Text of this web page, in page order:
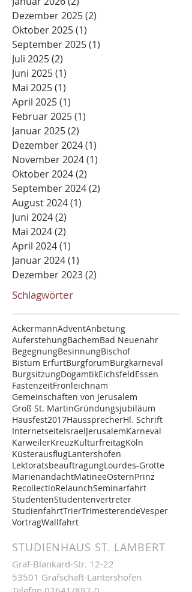
Dezember 2025(2)
Oktober 2025(1)
September 2025(1)
Juli 2025(2)
Juni 2025(1)
Mai 2025(1)
April 2025(1)
Februar 2025(1)
Januar 2025(2)
Dezember 2024(1)
November 2024(1)
Oktober 2024(2)
September 2024(2)
August 2024(1)
Juni 2024(2)
Mai 2024(2)
April 2024(1)
Januar 2024(1)
Dezember 2023(2)
Schlagwörter
AckermannAdventAnbetung
AuferstehungBachemBad Neuenahr
BegegnungBesinnungBischof
Bistum ErfurtBurgforumBurgkarneval
BurgsitzungDogamtikEichsfeldEssen
FastenzeitFronleichnam
Gemeinschaften von Jerusalem
Groß St. MartinGründungsjubiläum
Hausfest2017HaussprecherHl. Schrift
InternetseiteIsraelJerusalemKarneval
KarweilerKreuzKulturfreitagKöln
KüsterausflugLantershofen
LektoratsbeauftragungLourdes-Grotte
MarienandachtMatineeOsternPrinz
RecollectioRelaunchSeminarfahrt
StudentenStudentenvertreter
StudienfahrtTrierTrimesterendeVesper
VortragWallfahrt
STUDIENHAUS ST. LAMBERT
Graf-Blankard-Str. 12-22
53501 Grafschaft-Lantershofen